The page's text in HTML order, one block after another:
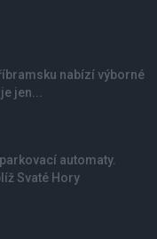
nabízí výborné
jen...
automaty.
Svaté Hory